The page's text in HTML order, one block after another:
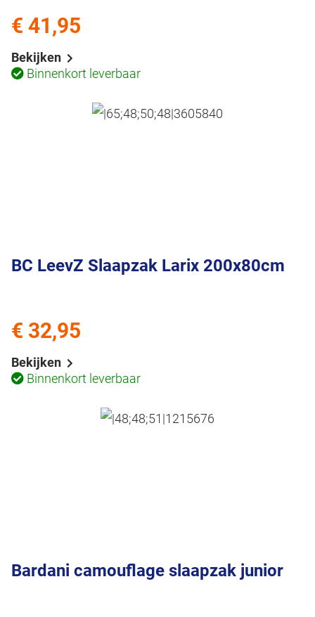
Bekijken
Binnenkort leverbaar
€ 41,95
BC LeevZ Slaapzak Larix 200x80cm
Bekijken
Binnenkort leverbaar
€ 32,95
Bardani camouflage slaapzak junior